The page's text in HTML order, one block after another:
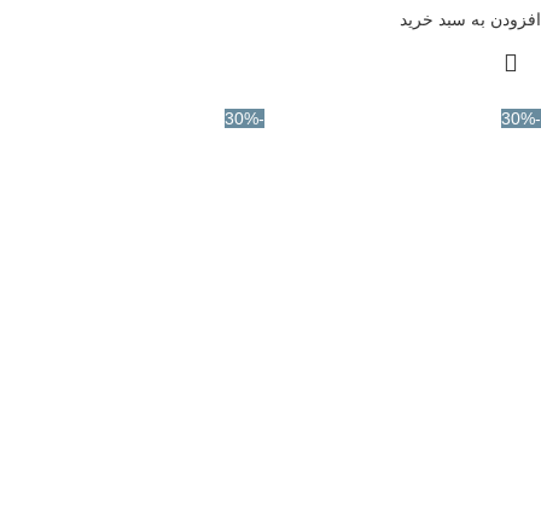
افزودن به سبد خرید
-30%
-30%